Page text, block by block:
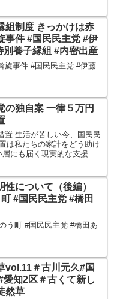
組制度 きっかけは赤
事件 #国民民主党 #伊
別養子縁組 #内密出産
旋事件 #国民民主党 #伊藤
の独自案 一律５万円
置 生活が苦しい今、国民民
は私たちの家計をどう助け
にも届く現実的な支援策
性について（後編）
#橋田
う町 #国民民主党 #橋田あ
vol.11＃古川元久#国
愛知2区＃古くて新し
然草